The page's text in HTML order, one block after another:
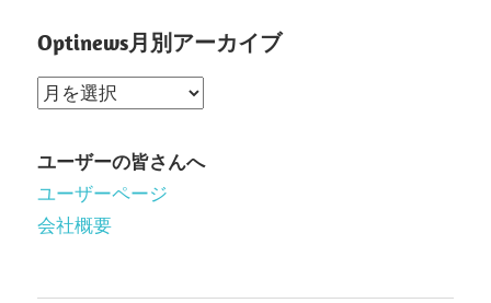
Optinews月別アーカイブ
Optinews
別
ア
ー
ユーザーの皆さんへ
ユーザーページ
会社概要